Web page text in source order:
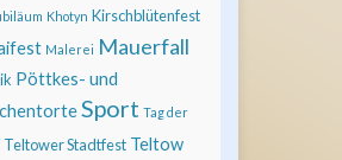
Khotyn Kirschblütenfest
Malerei Mauerfall
Pöttkes- und
Sport Tag der
Teltower Stadtfest Teltow